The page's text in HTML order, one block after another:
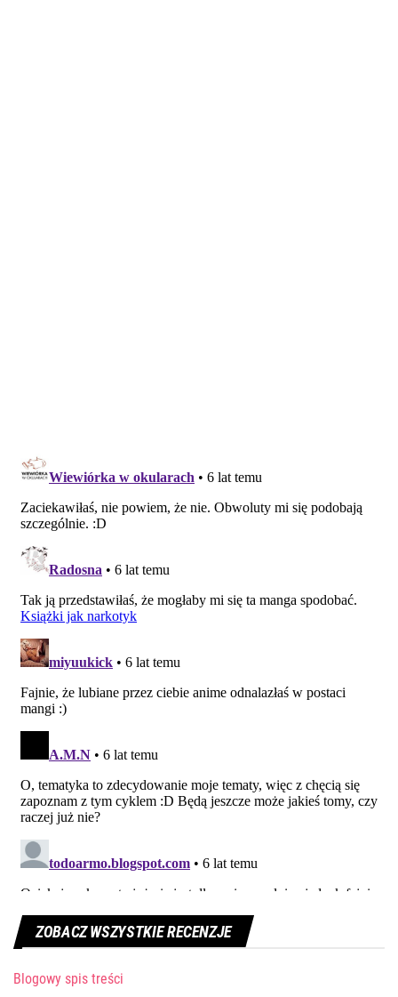
ZOBACZ WSZYSTKIE RECENZJE
Blogowy spis treści